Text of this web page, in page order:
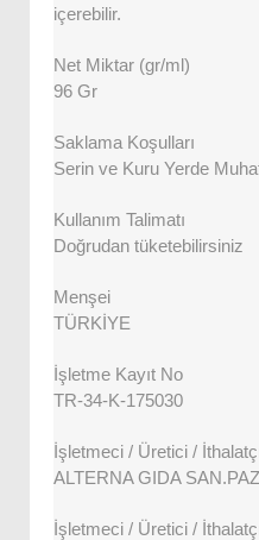
içerebilir.
Net Miktar (gr/ml)
96 Gr
Saklama Koşulları
Serin ve Kuru Yerde
Kullanım Talimatı
Doğrudan tüketebilirsiniz
Menşei
TÜRKİYE
İşletme Kayıt No
TR-34-K-175030
İşletmeci / Üretici / İthalatçı
ALTERNA GIDA
İşletmeci / Üretici /